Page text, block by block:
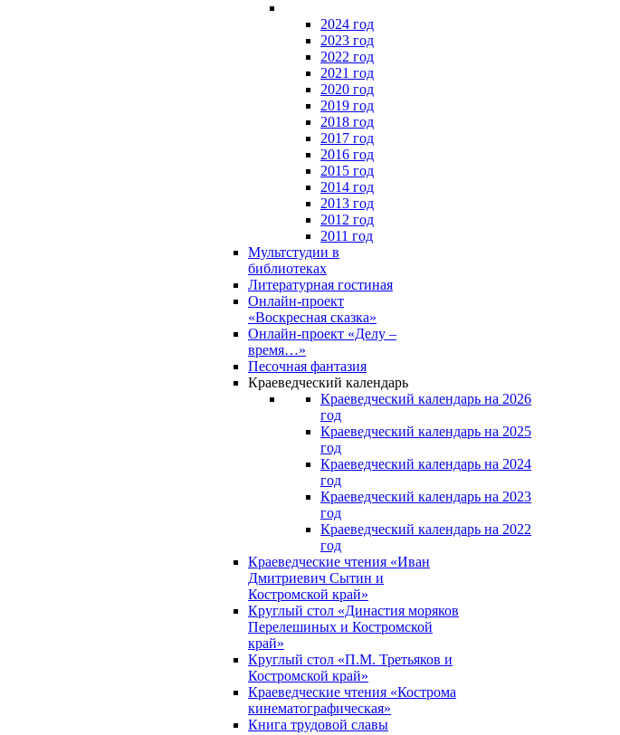
2024 год
2023 год
2022 год
2021 год
2020 год
2019 год
2018 год
2017 год
2016 год
2015 год
2014 год
2013 год
2012 год
2011 год
Мультстудии в
библиотеках
Литературная гостиная
Онлайн-проект
«Воскресная сказка»
Онлайн-проект «Делу –
время…»
Песочная фантазия
Краеведческий календарь
Краеведческий календарь на 2026
год
Краеведческий календарь на 2025
год
Краеведческий календарь на 2024
год
Краеведческий календарь на 2023
год
Краеведческий календарь на 2022
год
Краеведческие чтения «Иван
Дмитриевич Сытин и
Костромской край»
Круглый стол «Династия моряков
Перелешиных и Костромской
край»
Круглый стол «П.М. Третьяков и
Костромской край»
Краеведческие чтения «Кострома
кинематографическая»
Книга трудовой славы